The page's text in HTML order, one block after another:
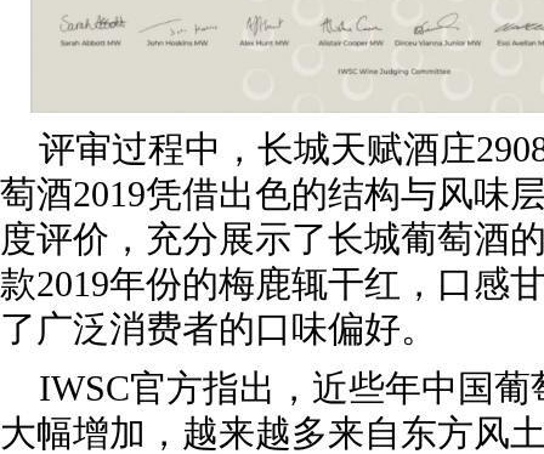
评审过程中，长城天赋酒庄
萄酒2019凭借出色的结构与风味
度评价，充分展示了长城葡萄酒
款2019年份的梅鹿辄干红，口感
了广泛消费者的口味偏好。
IWSC官方指出，近些年中国
大幅增加，越来越多来自东方风